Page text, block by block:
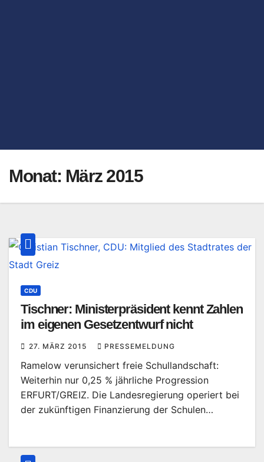
Monat: März 2015
CDU
Tischner: Ministerpräsident kennt Zahlen
im eigenen Gesetzentwurf nicht
27. MÄRZ 2015 PRESSEMELDUNG
Ramelow verunsichert freie Schullandschaft:
Weiterhin nur 0,25 % jährliche Progression
ERFURT/GREIZ. Die Landesregierung operiert bei
der zukünftigen Finanzierung der Schulen…